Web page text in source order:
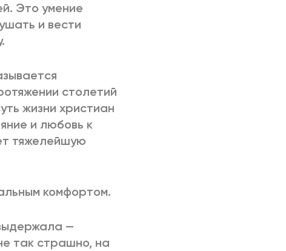
Это умение
и вести
столетий
жизни христиан
и любовь к
тяжелейшую
комфортом.
—
так страшно, на